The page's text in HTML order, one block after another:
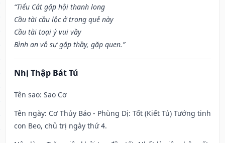
“Tiểu Cát gặp hội thanh long
Cầu tài cầu lộc ở trong quẻ này
Cầu tài toại ý vui vầy
Bình an vô sự gặp thầy, gặp quen.”
Nhị Thập Bát Tú
Tên sao: Sao Cơ
Tên ngày: Cơ Thủy Báo - Phùng Dị: Tốt (Kiết Tú) Tướng tinh
con Beo, chủ trị ngày thứ 4.